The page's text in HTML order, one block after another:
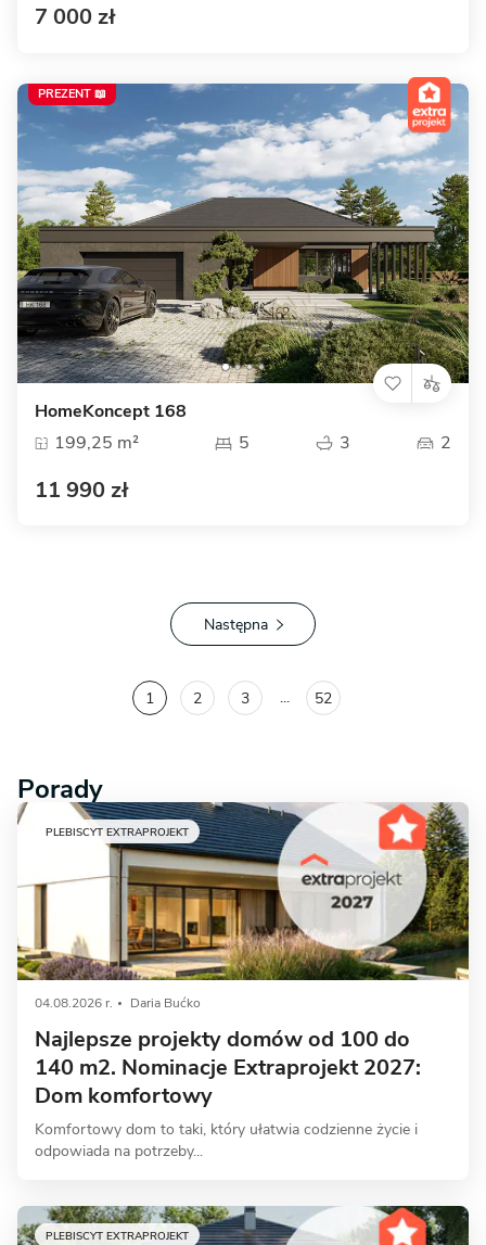
7 000 zł
HomeKoncept 168
199,25 m²
5 3 2
11 990 zł
PREZENT 📖
Następna
1 2 3 ... 52
Porady
PLEBISCYT EXTRAPROJEKT
04.08.2026 r. Daria Bućko
Najlepsze projekty domów od 100 do
140 m2. Nominacje Extraprojekt 2027:
Dom komfortowy
Komfortowy dom to taki, który ułatwia codzienne życie i
odpowiada na potrzeby...
PLEBISCYT EXTRAPROJEKT